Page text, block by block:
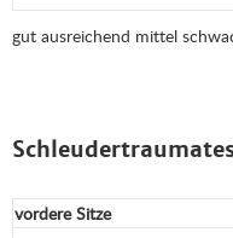
gut ausreichend mittel
vordere Sitze